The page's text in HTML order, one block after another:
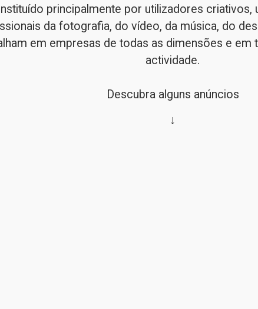
principalmente por utilizadores criativos,
da fotografia, do vídeo, da música, do
em empresas de todas as dimensões e
actividade.
Descubra alguns anúncios
↓